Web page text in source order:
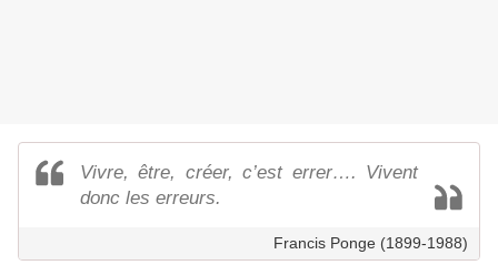
Vivre, être, créer, c’est errer…. Vivent
donc les erreurs.
Francis Ponge (1899-1988)